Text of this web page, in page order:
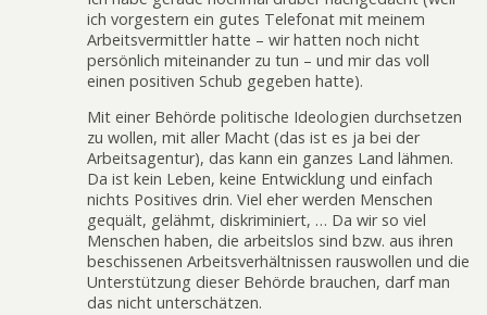
ich vorgestern ein gutes Telefonat mit meinem
Arbeitsvermittler hatte – wir hatten noch nicht
persönlich miteinander zu tun – und mir das voll
einen positiven Schub gegeben hatte).
Mit einer Behörde politische Ideologien durchsetzen
zu wollen, mit aller Macht (das ist es ja bei der
Arbeitsagentur), das kann ein ganzes Land lähmen.
Da ist kein Leben, keine Entwicklung und einfach
nichts Positives drin. Viel eher werden Menschen
gequält, gelähmt, diskriminiert, … Da wir so viel
Menschen haben, die arbeitslos sind bzw. aus ihren
beschissenen Arbeitsverhältnissen rauswollen und die
Unterstützung dieser Behörde brauchen, darf man
das nicht unterschätzen.